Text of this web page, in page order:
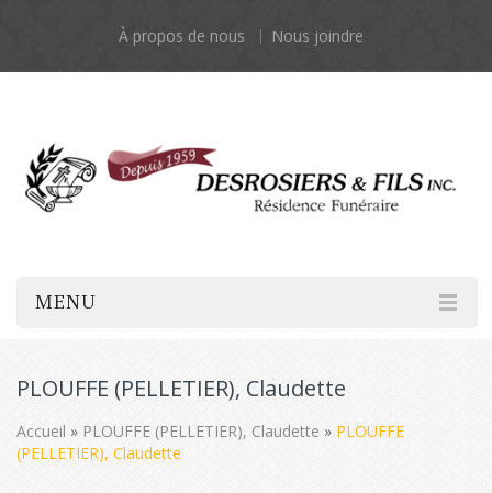
À propos de nous Nous joindre
MENU
PLOUFFE (PELLETIER), Claudette
Accueil » PLOUFFE (PELLETIER), Claudette » PLOUFFE
(PELLETIER), Claudette